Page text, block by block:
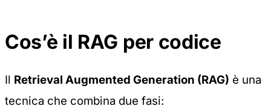
Cos’è il RAG per codice
Il Retrieval Augmented Generation (RAG) è una
tecnica che combina due fasi: